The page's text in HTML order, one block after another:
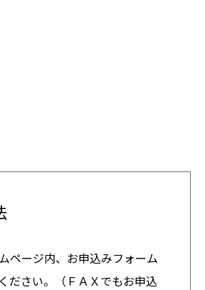
ページ内、お申込みフォーム
ださい。（ＦＡＸでもお申込